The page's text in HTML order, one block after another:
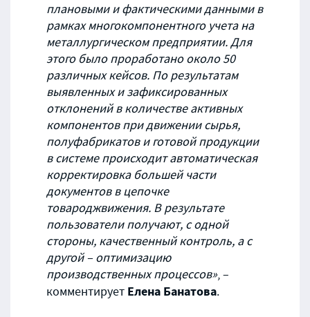
плановыми и фактическими данными в
рамках многокомпонентного учета на
металлургическом предприятии. Для
этого было проработано около 50
различных кейсов. По результатам
выявленных и зафиксированных
отклонений в количестве активных
компонентов при движении сырья,
полуфабрикатов и готовой продукции
в системе происходит автоматическая
корректировка большей части
документов в цепочке
товароджвижения. В результате
пользователи получают, с одной
стороны, качественный контроль, а с
другой – оптимизацию
производственных процессов», –
комментирует Елена Банатова.